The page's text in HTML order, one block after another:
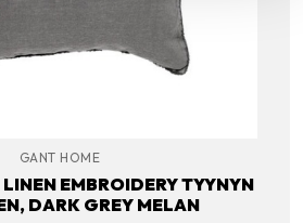
GANT HOME
EMBROIDERY TYYNYN
DARK GREY MELAN